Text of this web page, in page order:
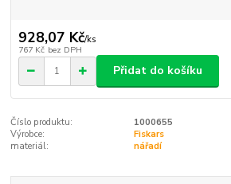
928,07 Kč/ks
767 Kč bez DPH
Přidat do košíku
Číslo produktu:
1000655
Výrobce:
Fiskars
materiál:
nářadí